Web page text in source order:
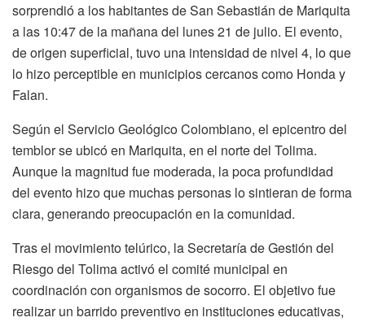
sorprendió a los habitantes de San Sebastián de Mariquita
a las 10:47 de la mañana del lunes 21 de julio. El evento,
de origen superficial, tuvo una intensidad de nivel 4, lo que
lo hizo perceptible en municipios cercanos como Honda y
Falan.
Según el Servicio Geológico Colombiano, el epicentro del
temblor se ubicó en Mariquita, en el norte del Tolima.
Aunque la magnitud fue moderada, la poca profundidad
del evento hizo que muchas personas lo sintieran de forma
clara, generando preocupación en la comunidad.
Tras el movimiento telúrico, la Secretaría de Gestión del
Riesgo del Tolima activó el comité municipal en
coordinación con organismos de socorro. El objetivo fue
realizar un barrido preventivo en instituciones educativas,